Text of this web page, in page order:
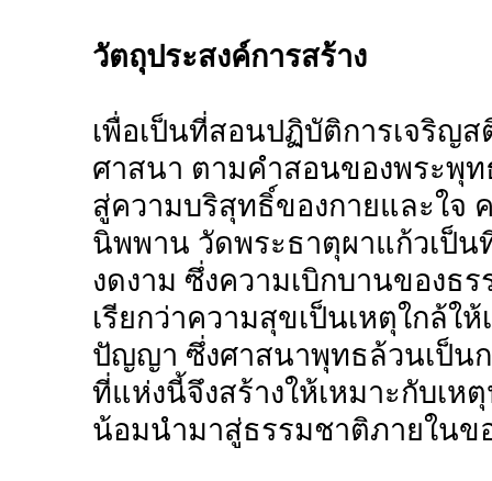
วัตถุประสงค์การสร้าง
เพื่อเป็นที่สอนปฏิบัติการเจริญ
ศาสนา ตามคำสอนของพระพุท
สู่ความบริสุทธิ์ของกายและใจ
นิพพาน วัดพระธาตุผาแก้วเป็น
งดงาม ซึ่งความเบิกบานของธ
เรียกว่าความสุขเป็นเหตุใกล้ใ
ปัญญา ซึ่งศาสนาพุทธล้วนเป็น
ที่แห่งนี้จึงสร้างให้เหมาะกับเ
น้อมนำมาสู่ธรรมชาติภายในขอ